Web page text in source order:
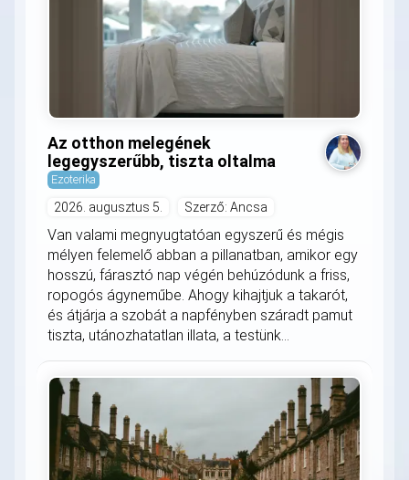
Az otthon melegének
legegyszerűbb, tiszta oltalma
Ezoterika
2026. augusztus 5. Szerző: Ancsa
Van valami megnyugtatóan egyszerű és mégis
mélyen felemelő abban a pillanatban, amikor egy
hosszú, fárasztó nap végén behúzódunk a friss,
ropogós ágyneműbe. Ahogy kihajtjuk a takarót,
és átjárja a szobát a napfényben száradt pamut
tiszta, utánozhatatlan illata, a testünk...